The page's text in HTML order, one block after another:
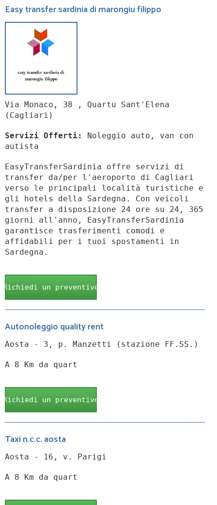
Easy transfer sardinia di marongiu filippo
Via Monaco, 38 , Quartu Sant'Elena
(Cagliari)
Servizi Offerti:
Noleggio auto, van con
autista
EasyTransferSardinia offre servizi di
transfer da/per l'aeroporto di Cagliari
verso le principali località turistiche e
gli hotels della Sardegna. Con veicoli
transfer a disposizione 24 ore su 24, 365
giorni all'anno, EasyTransferSardinia
garantisce trasferimenti comodi e
affidabili per i tuoi spostamenti in
Sardegna.
Richiedi un preventivo
Autonoleggio quality rent
Aosta - 3, p. Manzetti (stazione FF.SS.)
A 8 Km da quart
Richiedi un preventivo
Taxi n.c.c. aosta
Aosta - 16, v. Parigi
A 8 Km da quart